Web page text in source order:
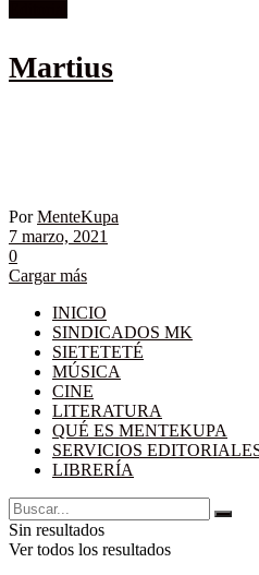
Martius
Por MenteKupa
7 marzo, 2021
0
Cargar más
INICIO
SINDICADOS MK
SIETETETÉ
MÚSICA
CINE
LITERATURA
QUÉ ES MENTEKUPA
SERVICIOS
LIBRERÍA
Sin resultados
Ver todos los resultados